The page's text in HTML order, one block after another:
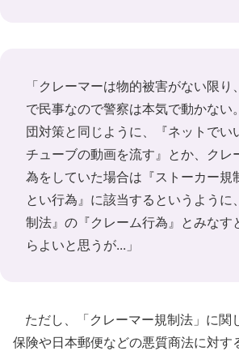
「クレーマーは物的被害がない限り
で民事なので警察は本気で動かない
団対策と同じように、『ネットでい
チューブの動画を流す』とか、クレ
為をしていた場合は『ストーカー規
とい行為』に該当するというように
制法』の『クレーム行為』とみなす
らよいと思うが...」
ただし、「クレーマー規制法」に関
保険や日本郵便などの悪質商法に対す